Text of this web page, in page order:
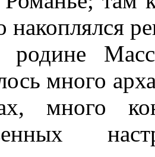
накоплялся
много
много